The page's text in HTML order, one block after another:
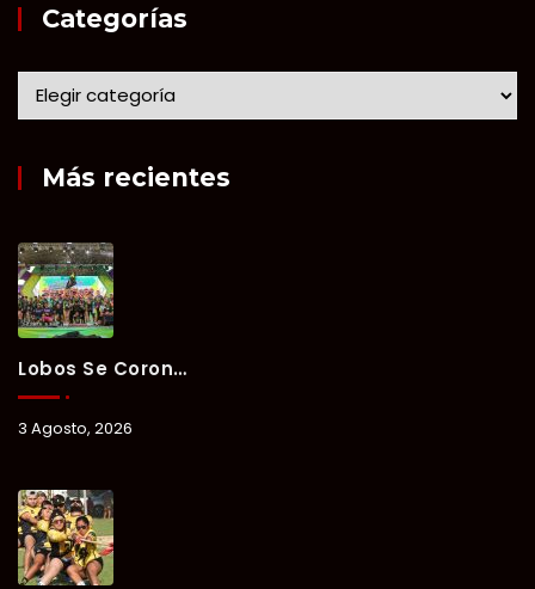
Categorías
Más recientes
Lobos Se Corona Campeón Del Verano Xul-Há 2026 Tras Tres Días De Intensa Competencia.
3 Agosto, 2026